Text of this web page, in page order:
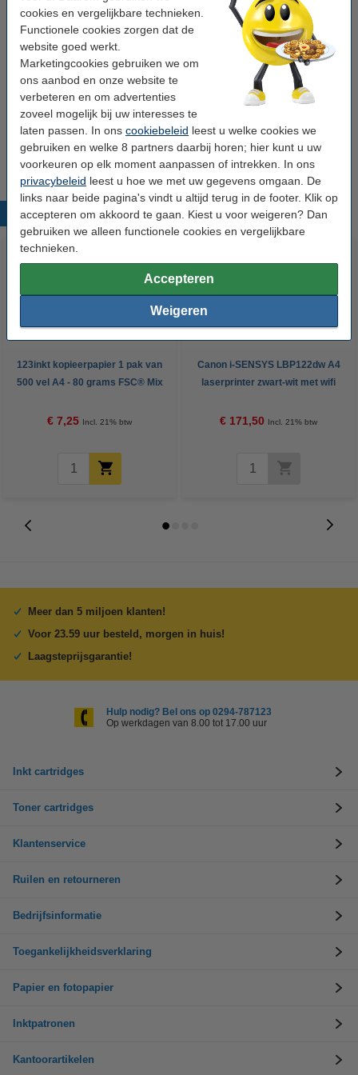
cookies en vergelijkbare technieken.
Functionele cookies zorgen dat de
website goed werkt.
Marketingcookies gebruiken we om
ons aanbod en onze website te
verbeteren en om advertenties
zoveel mogelijk bij uw interesses te
laten passen. In ons cookiebeleid leest u welke cookies we
gebruiken en welke 8 partners daarbij horen; hier kunt u uw
voorkeuren op elk moment aanpassen of intrekken. In ons
privacybeleid leest u hoe we met uw gegevens omgaan. De
links naar beide pagina's vindt u altijd terug in de footer. Klik op
accepteren om akkoord te gaan. Kiest u voor weigeren? Dan
gebruiken we alleen functionele cookies en vergelijkbare
technieken.
Accepteren
Weigeren
Tip: papier meebestellen
123inkt kopieerpapier 1 doos van 2.500 vel A4 -
80 grams FSC® Mix Credit
€ 33,50
Wij adviseren u deze toner (het 123inkt huismerk) te nemen i.p.v. de
Canon-uitvoering.
Populaire producten
123inkt kopieerpapier 1 pak van
500 vel A4 - 80 grams FSC® Mix
€ 7,25 Incl. 21% btw
Canon i-SENSYS LBP122dw A4
laserprinter zwart-wit met wifi
€ 171,50 Incl. 21% btw
Meer dan 5 miljoen klanten!
Voor 23.59 uur besteld, morgen in huis!
Laagsteprijsgarantie!
Hulp nodig? Bel ons op 0294-787123
Op werkdagen van 8.00 tot 17.00 uur
Inkt cartridges
Toner cartridges
Klantenservice
Ruilen en retourneren
Bedrijfsinformatie
Toegankelijkheidsverklaring
Papier en fotopapier
Inktpatronen
Kantoorartikelen